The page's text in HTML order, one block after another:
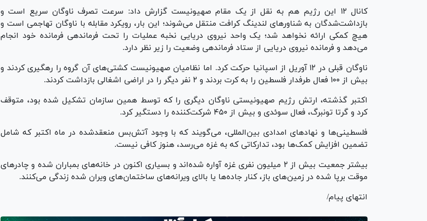
کانال ۱۲ این رژیم هم به نقل از یک مقام صهیونیست گزارش داد: سرعت تصرف ناوگان سریع است و
بازداشت‌شدگان به شناورهای لندینگ کرافت منتقل می‌شوند؛ این بار، رویکرد مقابله با ناوگان تهاجمی است و
هیچ کمکی ارائه نخواهد شد؛ یک واحد نیروی دریایی نخبه عملیات را تحت فرماندهی فرمانده خود انجام
می‌دهد و فرمانده نیروی دریایی از ستاد فرماندهی وضعیت را زیر نظر دارد.
ناوگان قبلی در ۱۲ آوریل از اسپانیا حرکت کرد. اما نظامیان صهیونیست کشتی‌های آن گروه را رهگیری کردند و
بیش از ۱۰۰ فعال طرفدار فلسطین را به کرت بردند و ۲ نفر دیگر را در اراضی اشغالی بازداشت کردند.
اکتبر گذشته، ارتش رژیم صهیونیستی ناوگان دیگری را که توسط همین سازمان تشکیل شده بود، متوقف
کرد و گرتا تونبرگ، فعال سوئدی و بیش از ۴۵۰ شرکت‌کننده را دستگیر کرد.
فلسطینی‌ها و نهادهای امدادی بین‌المللی، می‌گویند که با وجود آتش‌بس منعقدشده در ماه اکتبر که شامل
تضمین افزایش کمک‌ها بود، تدارکاتی که به غزه می‌رسد، هنوز کافی نیست.
بیشتر جمعیت بیش از ۲ میلیون نفری غزه آواره شده‌اند و بسیاری اکنون در خانه‌های بمباران شده و چادرهای
موقت برپا شده در زمین‌های باز، کنار جاده‌ها یا بالای ویرانه‌های ساختمان‌های ویران شده زندگی می‌کنند.
انتهای پیام/